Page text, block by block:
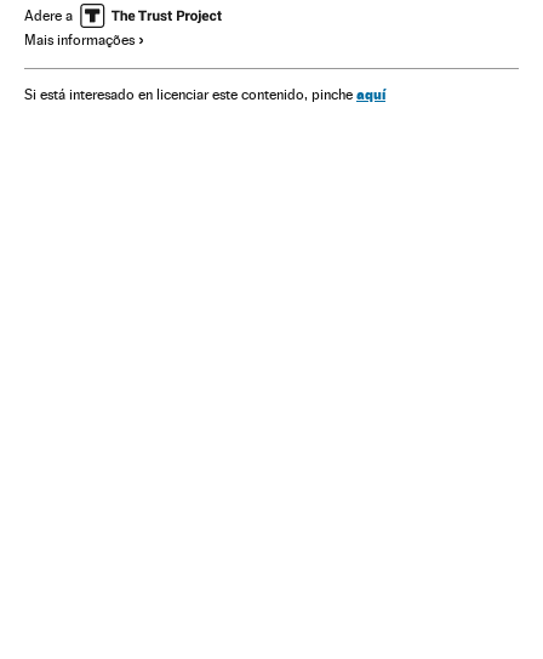
Sociedade Justiça Viktor Orban
Reformas trabalhistas
Europa Central Ultradireita Imigração Partidos políticos
Adere a
Mais informações
Si está interesado en licenciar este contenido, pinche aquí